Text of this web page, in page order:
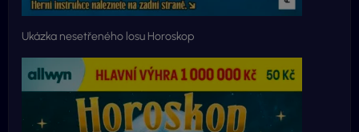
Ukázka nesetřeného losu Horoskop